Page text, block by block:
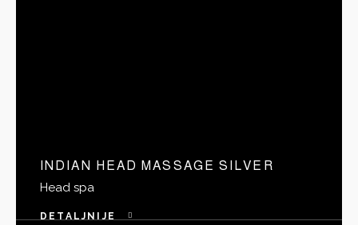
INDIAN HEAD MASSAGE SILVER
Head spa
DETALJNIJE